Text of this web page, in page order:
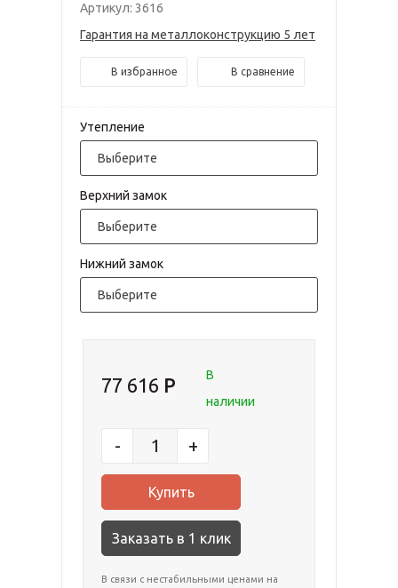
Артикул: 3616
Гарантия на металлоконструкцию 5 лет
В избранное В сравнение
Утепление
Выберите
Верхний замок
Выберите
Нижний замок
Выберите
77 616
В
наличии
- +
Заказать в 1 клик
В связи с нестабильными ценами на